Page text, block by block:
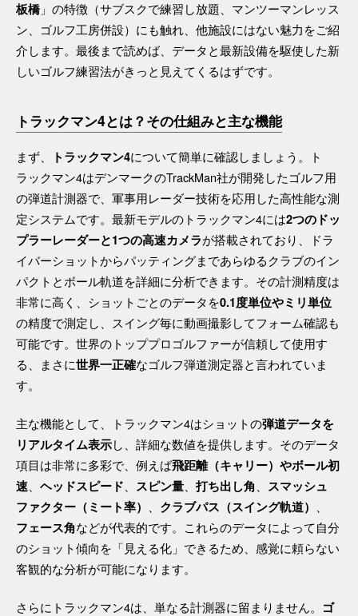
板橋 」の特徴（サブスクで練習し放題、マンツーマンレッス
ン、ゴルフ工房併設）にも触れ、他施設にはない魅力をご紹
介します。最後まで読めば、データと最新設備を駆使した新
しいゴルフ練習法がきっと見えてくるはずです。
トラックマン4とは？その仕組みと主な機能
まず、 トラックマン4について簡単に確認しましょう。ト
ラックマン4はデンマークのTrackMan社が開発したゴルフ用
の弾道計測器で、軍事用レーダー技術を応用した高性能な測
定システムです。最新モデルのトラックマン4には2つのドッ
プラーレーダーと1つの高速カメラが搭載されており、ドラ
イバーショットからパッティングまであらゆるクラブのイン
パクトとボール軌道を詳細に分析できます。その計測精度は
非常に高く、ショットごとのデータを0.1度単位やミリ単位
の精度で測定し、スイング毎に動画撮影してフォーム確認も
可能です。世界のトッププロゴルファーが信頼して使用す
る、まさに世界一正確なゴルフ弾道測定器と言われていま
す。
主な機能として、トラックマン4はショットの弾道データを
リアルタイム表示し、詳細な数値を提供します。そのデータ
項目は非常に多彩で、例えば飛距離（キャリー）やボール初
速
ヘッドスピード スピン量 打ち出し角
スマッシュ
ファクター（ミート率）
クラブパス（スイング軌道）
フェース角などが代表的です。これらのデータによって自分
のショット傾向を「見える化」できるため、感覚に頼らない
客観的な分析が可能になります。
さらにトラックマン4は、単なる計測器に留まりません。
ゴ